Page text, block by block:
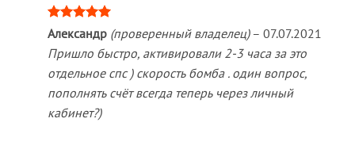
Оценка5
Александр (проверенный владелец) – 07.07.2021
Пришло быстро, активировали 2-3 часа за это
отдельное спс ) скорость бомба . один вопрос,
пополнять счёт всегда теперь через личный
кабинет?)